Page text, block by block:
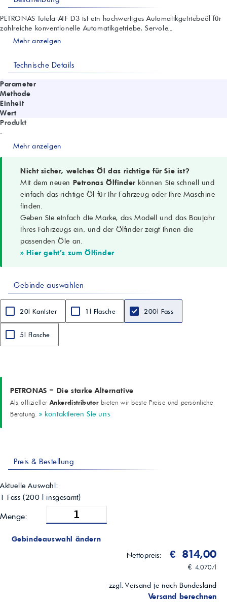
PETRONAS Tutela ATF D3 ist ein hochwertiges Automatikgetriebeöl für
zahlreiche konventionelle Automatikgetriebe, Servole...
Mehr anzeigen
Technische Details
Parameter
Methode
Einheit
Wert
Produkt
-
PETRONAS Tutela ATF D3
Automatikgetriebeöl (ATF)
Konventionelle Automatikgetriebe, Servolenkungen, Hydrauliksysteme;
Pkw, Nutzfahrzeuge, Geländewagen; wo GM DEXRON-III gefordert
Spezifikationen
-
JASO M315-2013 1A/2A; DEXRON-IIIH/-IIIG; Allison C-4; Bosch TE-ML
Performance Level
-
FCA 9.55550-AG2 (Power Steering System only); IVECO 18-1807
(Power Steering System only)
Farbe
0.855
Kinematische Viskosität bei 40°C
mm²/s (cSt)
33
Kinematische Viskosität bei 100°C
ASTM D445
Mehr anzeigen
Nicht sicher, welches Öl das richtige für Sie ist?
Mit dem neuen Petronas Ölfinder können Sie schnell und
einfach das richtige Öl für Ihr Fahrzeug oder Ihre Maschine
finden.
Geben Sie einfach die Marke, das Modell und das Baujahr
Ihres Fahrzeugs ein, und der Ölfinder zeigt Ihnen die
passenden Öle an.
» Hier geht's zum Ölfinder
Gebinde auswählen
20l Kanister 1l Flasche 200l Fass
5l Flasche
PETRONAS – Die starke Alternative
Als offiziellerAnkerdistributorbieten wir beste Preise und persönliche
Beratung. » kontaktieren Sie uns
Preis & Bestellung
Aktuelle Auswahl:
1 Fass (200 l insgesamt)
Menge:
Gebindeauswahl ändern
Nettopreis:
€ 814,00
€ 4,070/l
zzgl. Versand je nach Bundesland
Versand berechnen